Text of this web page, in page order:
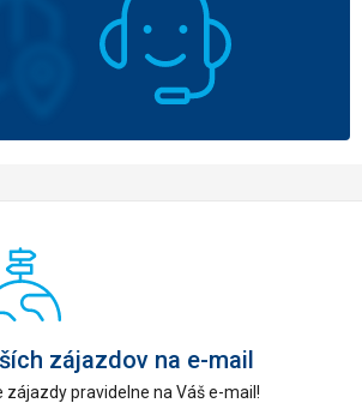
zájazdov na e-mail
pravidelne na Váš e-mail!